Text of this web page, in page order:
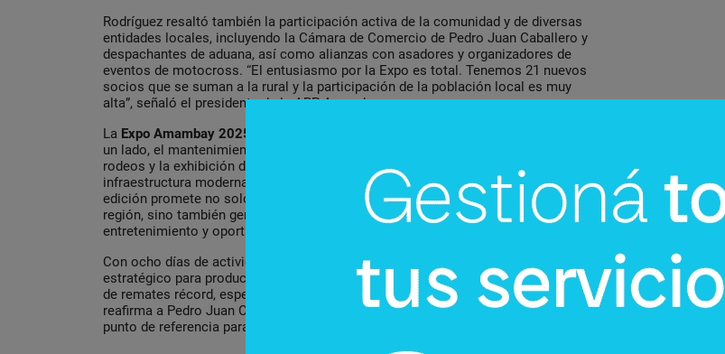
Rodríguez resaltó también la participación activa de la comunidad y de diversas
entidades locales, incluyendo la Cámara de Comercio de Pedro Juan Caballero y
despachantes de aduana, así como alianzas con asadores y organizadores de
eventos de motocross. “El entusiasmo por la Expo es total. Tenemos 21 nuevos
socios que se suman a la rural y la participación de la población local es muy
alta”, señaló el presidente de la ARP Amambay.
La Expo Amambay 2025
un lado, el mantenimiento de prácticas típicas del campo paraguayo, como los
rodeos y la exhibición de razas autóctonas; por otro, la incorporación de
infraestructura moderna, nuevas actividades y espacios para negocios. Esta
edición promete no solo consolidar el crecimiento económico y ganadero de la
región, sino también generar un impacto social y cultural significativo, con
entretenimiento y oportunidades de aprendizaje para toda la familia.
Con ocho días de actividades continuas, la Expo se posiciona como un evento
estratégico para productores, inversionistas y público en general. La combinación
de remates récord, espectáculos variados y capacitaciones especializadas
reafirma a Pedro Juan Caballero como epicentro del desarrollo del Amambay y un
punto de referencia para la inversión y el turismo en Paraguay.